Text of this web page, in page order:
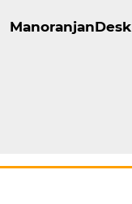
ManoranjanDesk